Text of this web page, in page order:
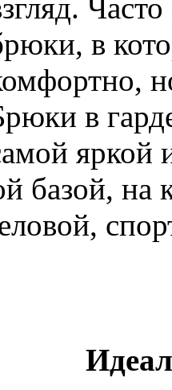
в
в
яркой
базой, на